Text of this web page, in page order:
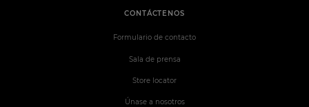
CONTÁCTENOS
Formulario de contacto
Sala de prensa
Store locator
Únase a nosotros